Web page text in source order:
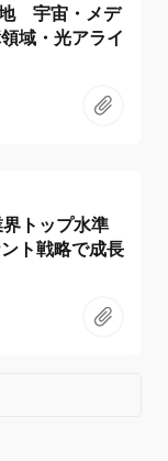
地 宇宙・メデ
域・光アライ
トップ水準
ト戦略で成長